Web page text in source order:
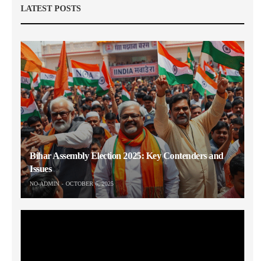
LATEST POSTS
Bihar Assembly Election 2025: Key Contenders and
Issues
NO-ADMIN OCTOBER 6, 2025